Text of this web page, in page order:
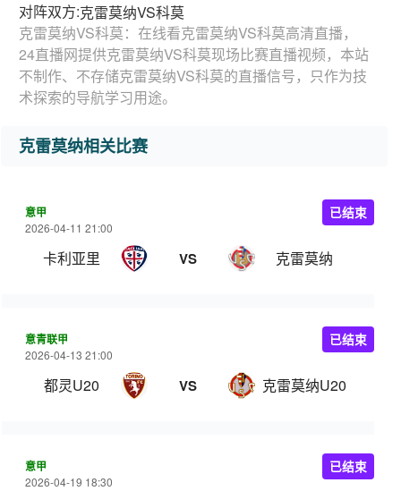
对阵双方:克雷莫纳VS科莫
克雷莫纳VS科莫：在线看克雷莫纳VS科莫高清直播，
24直播网提供克雷莫纳VS科莫现场比赛直播视频，本站
不制作、不存储克雷莫纳VS科莫的直播信号，只作为技
术探索的导航学习用途。
克雷莫纳相关比赛
意甲
2026-04-11 21:00
卡利亚里 VS 克雷莫纳
已结束
意青联甲
2026-04-13 21:00
都灵U20 VS 克雷莫纳U20
已结束
意甲
2026-04-19 18:30
已结束